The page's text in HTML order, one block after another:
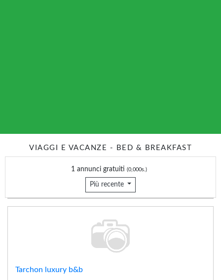
VIAGGI E VACANZE - BED & BREAKFAST
1 annunci gratuiti (0,000s.)
Più recente
Tarchon luxury b&b